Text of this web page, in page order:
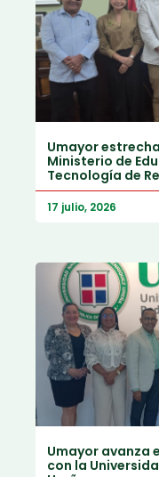
Umayor
Ministerio de
Tecnología de
17 julio, 2026
Umayor avanza
con la